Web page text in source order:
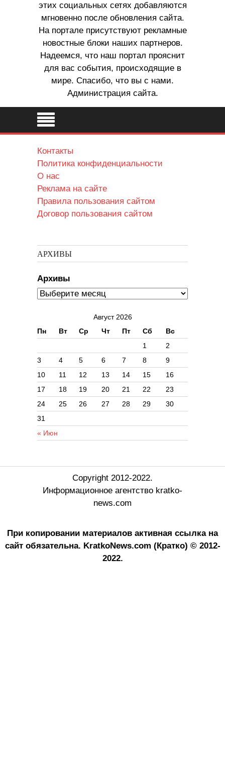
этих социальных сетях добавляются
мгновенно после обновления сайта.
На портале присутствуют рекламные
новостные блоки наших партнеров.
Надеемся, что наш портал прояснит
для вас события, происходящие в
мире. Спасибо, что вы с нами.
Администрация сайта.
Контакты
Политика конфиденциальности
О нас
Реклама на сайте
Правила пользования сайтом
Договор пользования сайтом
АРХИВЫ
Архивы
Август 2026
Пн
Вт Ср Чт Пт Сб Вс
« Июн
1
2
3
4 5 6 7 8
9
10
11 12 13 14 15
16
17
18 19 20 21 22
23
24
25 26 27 28 29
30
31
Copyright 2012-2022.
Информационное агентство kratko-
news.com
При копировании материалов активная ссылка на
сайт обязательна. KratkoNews.com (Кратко) © 2012-
2022.